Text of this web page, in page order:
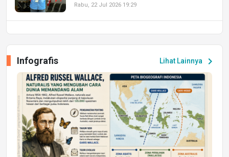
Rabu, 22 Jul 2026 19:29
Peluang Kerja dan Magang
Jumat, 17 Jul 2026 22:30
DAERAH
Astra Motor Kalimantan Timur 2 Dukung
Mahasiswa Samarinda dalam Astra
Honda SDGs Future Leaders 2026
Jumat, 10 Jul 2026 19:01
Lihat Lainnya chevron_right
Infografis